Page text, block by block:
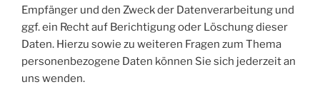
Empfänger und den Zweck der Datenverarbeitung und
ggf. ein Recht auf Berichtigung oder Löschung dieser
Daten. Hierzu sowie zu weiteren Fragen zum Thema
personenbezogene Daten können Sie sich jederzeit an
uns wenden.